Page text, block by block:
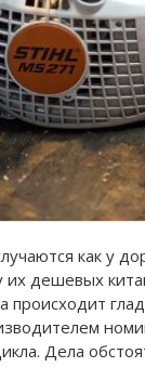
как у
их дешевых
происходит
Дела